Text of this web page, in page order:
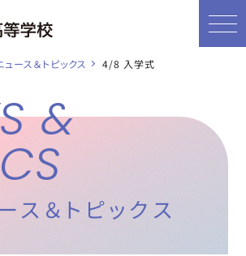
ース＆トピックス 4/8 入学式
&
ス＆トピックス